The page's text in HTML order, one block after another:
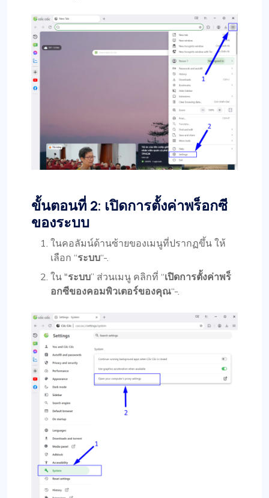
ขั้นตอนที่ 2: เปิดการตั้งค่าพร็อกซี
ของระบบ
ในคอลัมน์ด้านซ้ายของเมนูที่ปรากฏขึ้น ให้
เลือก “ระบบ“-.
ใน "ระบบ” ส่วนเมนู คลิกที่ “เปิดการตั้งค่าพร็
อกซีของคอมพิวเตอร์ของคุณ“-.